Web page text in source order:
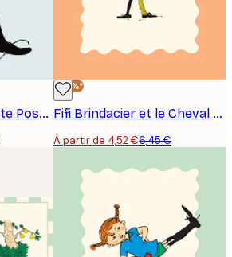
Fifi Brindacier en Fête Poster
-30%*
Fifi Brindacier et le Cheval Poster
À partir de 4,52 €6,45 €